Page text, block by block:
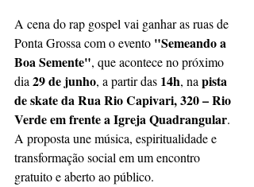
A cena do rap gospel vai ganhar as ruas de
Ponta Grossa com o evento "Semeando a
Boa Semente", que acontece no próximo
dia 29 de junho, a partir das 14h, na pista
de skate da Rua Rio Capivari, 320 – Rio
Verde em frente a Igreja Quadrangular.
A proposta une música, espiritualidade e
transformação social em um encontro
gratuito e aberto ao público.